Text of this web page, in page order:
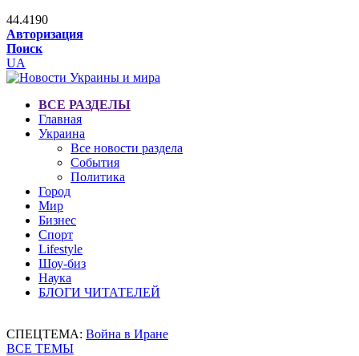
44.4190
Авторизация
Поиск
UA
ВСЕ РАЗДЕЛЫ
Главная
Украина
Все новости раздела
События
Политика
Город
Мир
Бизнес
Спорт
Lifestyle
Шоу-биз
Наука
БЛОГИ ЧИТАТЕЛЕЙ
СПЕЦТЕМА: Война в Иране
ВСЕ ТЕМЫ